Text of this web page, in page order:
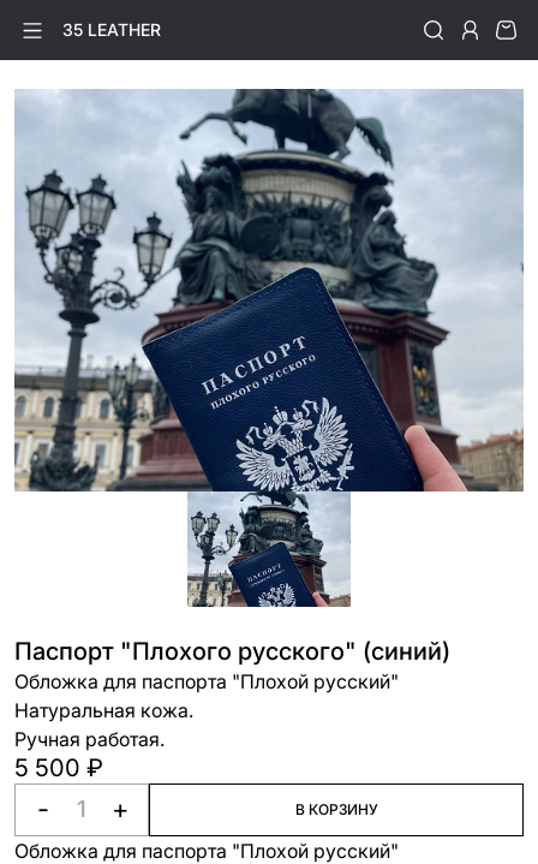
35 LEATHER
Паспорт "Плохого русского" (синий)
Обложка для паспорта "Плохой русский"
Натуральная кожа.
Ручная работая.
5 500 ₽
- + В КОРЗИНУ
Обложка для паспорта "Плохой русский"